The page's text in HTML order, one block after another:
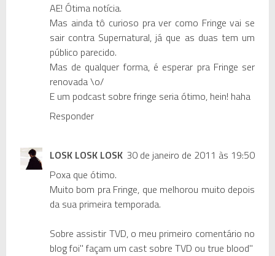
AE! Ótima notícia.
Mas ainda tô curioso pra ver como Fringe vai se
sair contra Supernatural, já que as duas tem um
público parecido.
Mas de qualquer forma, é esperar pra Fringe ser
renovada \o/
E um podcast sobre fringe seria ótimo, hein! haha
Responder
LOSK LOSK LOSK 30 de janeiro de 2011 às 19:50
Poxa que ótimo.
Muito bom pra Fringe, que melhorou muito depois
da sua primeira temporada.
Sobre assistir TVD, o meu primeiro comentário no
blog foi" façam um cast sobre TVD ou true blood"